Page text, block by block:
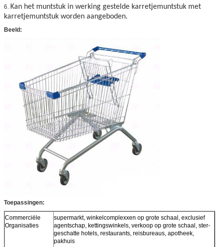
6. Kan het muntstuk in werking gestelde karretjemuntstuk met
karretjemuntstuk worden aangeboden.
Beeld:
Toepassingen:
Commerciële
Organisaties
supermarkt, winkelcomplexxen op grote schaal, exclusief
agentschap, kettingswinkels, verkoop op grote schaal, ster-
geschatte hotels, restaurants, reisbureaus, apotheek,
pakhuis